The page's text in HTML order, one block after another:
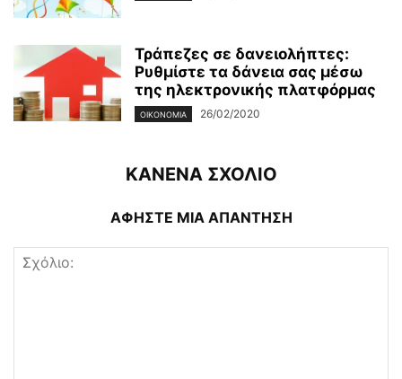
Τράπεζες σε δανειολήπτες:
Ρυθμίστε τα δάνεια σας μέσω
της ηλεκτρονικής πλατφόρμας
ΟΙΚΟΝΟΜΊΑ 26/02/2020
ΚΑΝΕΝΑ ΣΧΟΛΙΟ
ΑΦΗΣΤΕ ΜΙΑ ΑΠΑΝΤΗΣΗ